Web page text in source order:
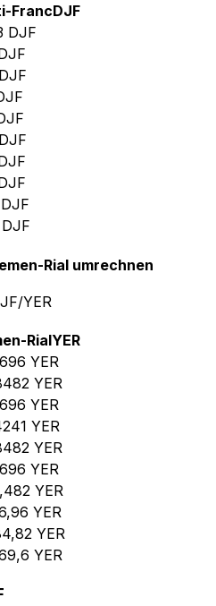
FrancDJF
DJF
DJF
DJF
DJF
DJF
Rial umrechnen
YER
RialYER
YER
YER
YER
YER
YER
YER
YER
YER
YER
YER